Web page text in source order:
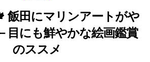
リ
ー
飯田にマリンアートがや
目にも鮮やかな絵画鑑賞
のススメ